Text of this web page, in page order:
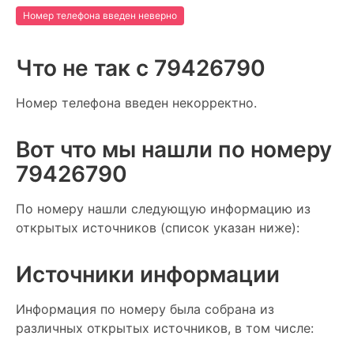
Номер телефона введен неверно
Что не так c 79426790
Номер телефона введен некорректно.
Вот что мы нашли по номеру
79426790
По номеру нашли следующую информацию из
открытых источников (список указан ниже):
Источники информации
Информация по номеру была собрана из
различных открытых источников, в том числе: